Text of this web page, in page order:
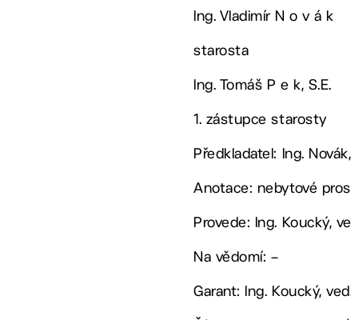
Ing. Vladimír N o v á k
starosta
Ing. Tomáš P e k, S.E.
1. zástupce starosty
Předkladatel: Ing.
Anotace: nebytové
Provede: Ing. Koucký,
Na vědomí: –
Garant: Ing. Koucký,